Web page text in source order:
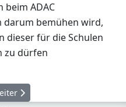
beim ADAC
bemühen wird,
dieser für die Schulen
zu dürfen
Reichweinradio bei hr3
Beitrag: Klassenfahrt